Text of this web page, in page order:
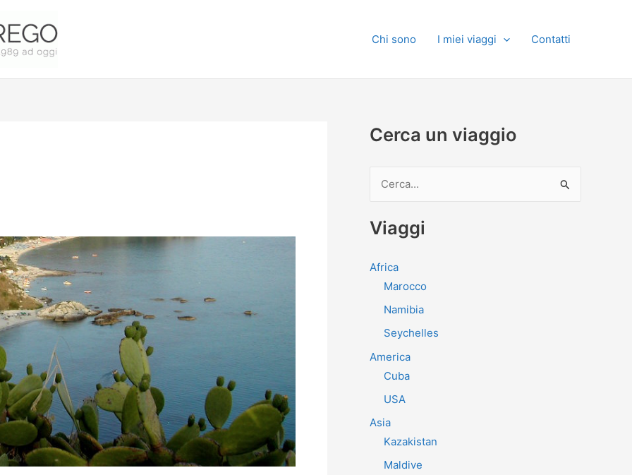
Chi sono I miei viaggi Contatti
Cerca un viaggio
r
a
Viaggi
Africa
Marocco
Namibia
Seychelles
America
Cuba
USA
Asia
Kazakistan
Maldive